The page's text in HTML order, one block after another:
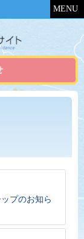
MENU
プのお知ら